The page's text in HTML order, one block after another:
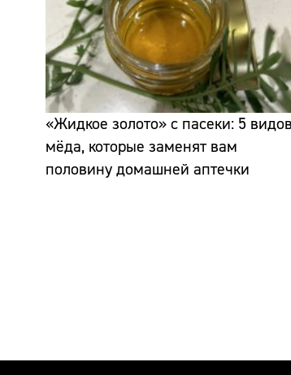
«Жидкое золото» с пасеки: 5 видов
мёда, которые заменят вам
половину домашней аптечки